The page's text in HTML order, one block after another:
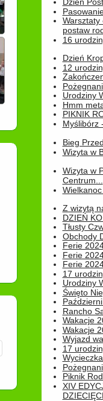
Warsztaty
postaw
16
Dzień
12
Urodziny
Hmm
PIKNIK
Myślibórz
Bieg
Wizyta w
Wizyta w
Centrum...
Z wizytą
DZIEŃ
Tłusty
Obchody
Ferie
Ferie
Ferie
17
Urodziny
Święto
Rancho
Wakacje
Wakacje
Wyjazd
17
Piknik
XIV